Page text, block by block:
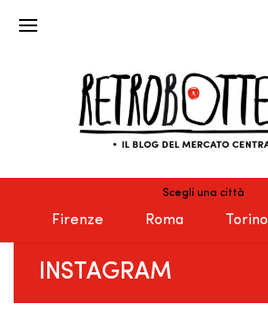
Scegli una città
Firenze Roma Torino
INSTAGRAM